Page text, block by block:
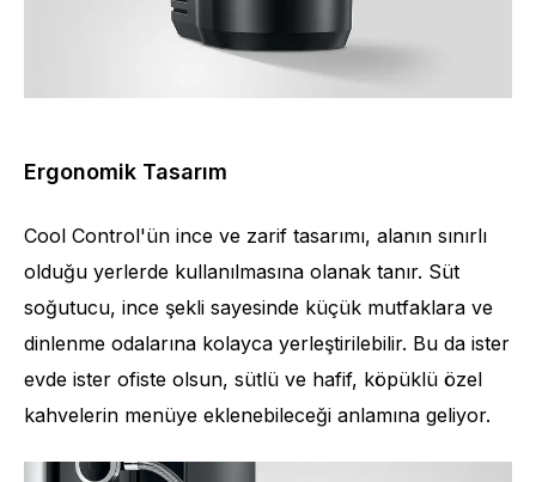
Ergonomik Tasarım
Cool Control'ün ince ve zarif tasarımı, alanın sınırlı
olduğu yerlerde kullanılmasına olanak tanır. Süt
soğutucu, ince şekli sayesinde küçük mutfaklara ve
dinlenme odalarına kolayca yerleştirilebilir. Bu da ister
evde ister ofiste olsun, sütlü ve hafif, köpüklü özel
kahvelerin menüye eklenebileceği anlamına geliyor.